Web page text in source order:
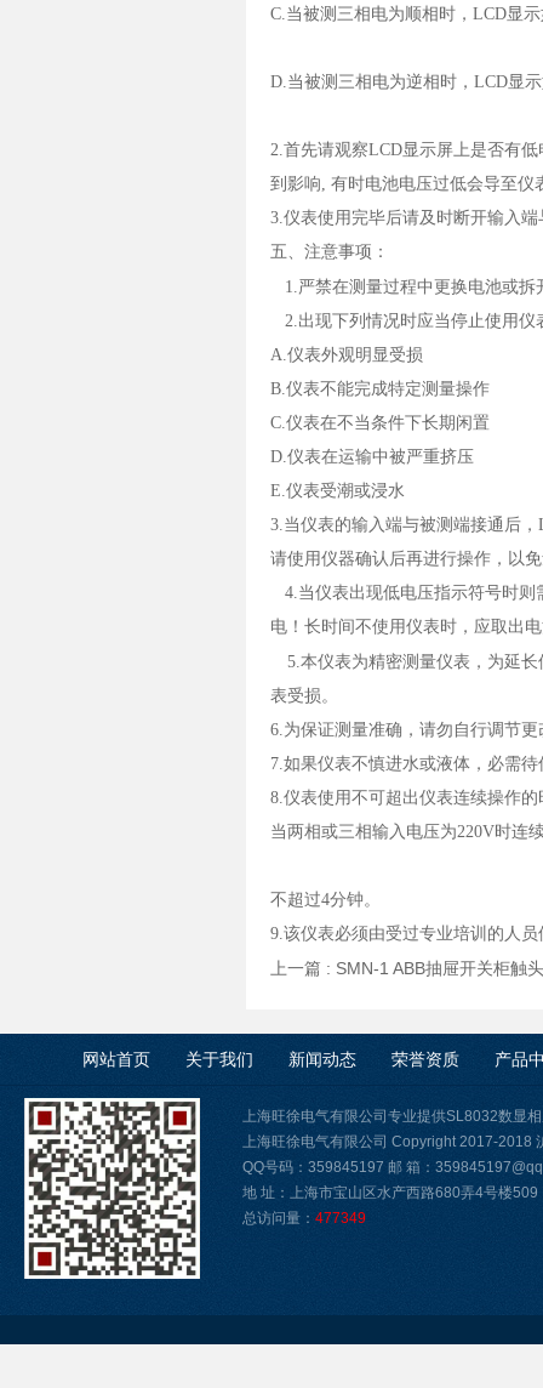
C.当被测三相电为顺相时，LCD显
D.当被测三相电为逆相时，LCD显
2.首先请观察LCD显示屏上是否有
到影响, 有时电池电压过低会导至
3.仪表使用完毕后请及时断开输入
五、注意事项：
1.严禁在测量过程中更换电池或拆
2.出现下列情况时应当停止使用
A.仪表外观明显受损
B.仪表不能完成特定测量操作
C.仪表在不当条件下长期闲置
D.仪表在运输中被严重挤压
E.仪表受潮或浸水
3.当仪表的输入端与被测端接通后，
请使用仪器确认后再进行操作，以
4.当仪表出现低电压指示符号时
电！长时间不使用仪表时，应取出
5.本仪表为精密测量仪表，为延
表受损。
6.为保证测量准确，请勿自行调节
7.如果仪表不慎进水或液体，必需
8.仪表使用不可超出仪表连续操作的
当两相或三相输入电压为220V时连
不超过4分钟。
9.该仪表必须由受过专业培训的人
上一篇 : SMN-1 ABB抽屉开关柜触
网站首页 关于我们 新闻动态 荣誉资质 产品
上海旺徐电气有限公司专业提供SL8032数显
上海旺徐电气有限公司 Copyright 2017-2018
QQ号码：359845197 邮 箱：
地 址：上海市宝山区水产西路680弄4号楼509
总访问量： 477349